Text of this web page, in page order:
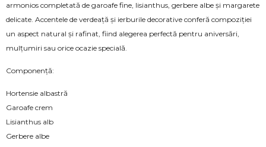
armonios completată de garoafe fine, lisianthus, gerbere albe și margarete
delicate. Accentele de verdeață și ierburile decorative conferă compoziției
un aspect natural și rafinat, fiind alegerea perfectă pentru aniversări,
mulțumiri sau orice ocazie specială.
Componență:
Hortensie albastră
Garoafe crem
Lisianthus alb
Gerbere albe